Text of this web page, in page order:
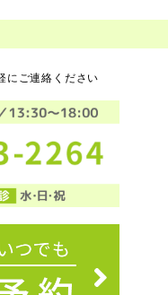
にご連絡ください